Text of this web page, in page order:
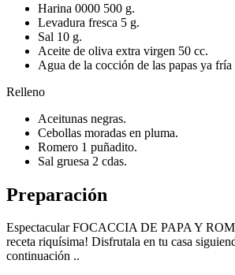
Harina 0000 500 g.
Levadura fresca 5 g.
Sal 10 g.
Aceite de oliva extra virgen 50 cc.
Agua de la cocción de las papas ya
Relleno
Aceitunas negras.
Cebollas moradas en pluma.
Romero 1 puñadito.
Sal gruesa 2 cdas.
Preparación
Espectacular FOCACCIA DE PAPA Y
receta riquísima! Disfrutala en tu casa
continuación ..